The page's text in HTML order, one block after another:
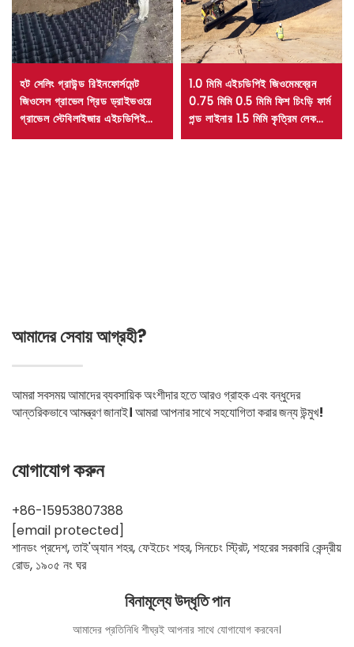
হট সেলিং গ্রাউন্ড রিইনফোর্সমেন্ট
জিওসেল গ্রাভেল গ্রিড ড্রাইভওয়ে
গ্রাভেল স্টেবিলাইজার এইচডিপিই
জিওসেল
1.0 মিমি এইচডিপিই জিওমেমব্রেন
0.75 মিমি 0.5 মিমি ফিশ চিংড়ি ফার্ম
পন্ড লাইনার 1.5 মিমি কৃত্রিম লেক
এইচডিপিই পুকুর লাইনার ল্যান্ডফিল
আমাদের সেবায় আগ্রহী?
আমরা সবসময় আমাদের ব্যবসায়িক অংশীদার হতে আরও গ্রাহক এবং বন্ধুদের
আন্তরিকভাবে আমন্ত্রণ জানাই। আমরা আপনার সাথে সহযোগিতা করার জন্য উন্মুখ!
যোগাযোগ করুন
+86-15953807388
[email protected]
শানডং প্রদেশ, তাই'অ্যান শহর, ফেইচেং শহর, সিনচেং স্ট্রিট, শহরের সরকারি কেন্দ্রীয়
রোড, ১৯০৫ নং ঘর
বিনামূল্যে উদ্ধৃতি পান
আমাদের প্রতিনিধি শীঘ্রই আপনার সাথে যোগাযোগ করবেন।